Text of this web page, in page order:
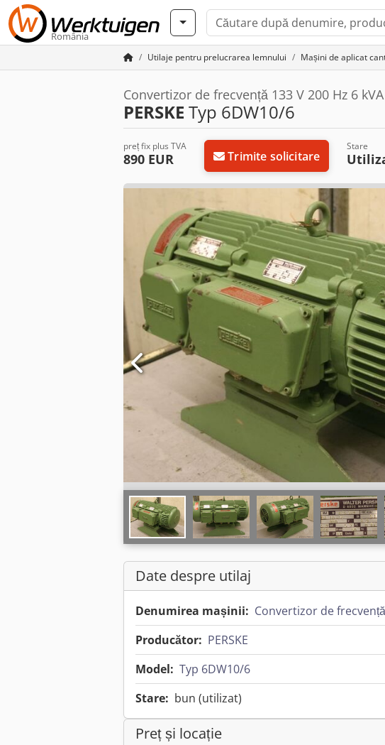
România
Utilaje pentru prelucrarea lemnului Mașini de aplicat
Convertizor de frecvență 133 V 200 Hz 6 kVA
PERSKE Typ 6DW10/6
preț fix plus TVA
890 EUR Trimite solicitare
Stare
Date despre utilaj
Denumirea mașinii: Convertizor de
Producător: PERSKE
Model: Typ 6DW10/6
Stare: bun (utilizat)
Preț și locație